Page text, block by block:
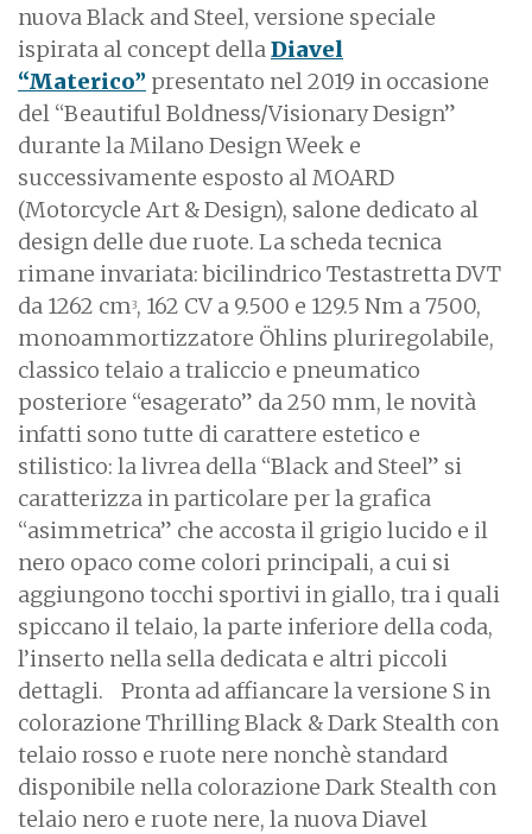
nuova Black and Steel, versione speciale
ispirata al concept dellaDiavel
“Materico” presentato nel 2019 in occasione
del “Beautiful Boldness/Visionary Design”
durante la Milano Design Week e
successivamente esposto al MOARD
(Motorcycle Art & Design), salone dedicato al
design delle due ruote. La scheda tecnica
rimane invariata: bicilindrico Testastretta DVT
da 1262 cm3, 162 CV a 9.500 e 129.5 Nm a 7500,
monoammortizzatore Öhlins pluriregolabile,
classico telaio a traliccio e pneumatico
posteriore “esagerato” da 250 mm, le novità
infatti sono tutte di carattere estetico e
stilistico: la livrea della “Black and Steel” si
caratterizza in particolare per la grafica
“asimmetrica” che accosta il grigio lucido e il
nero opaco come colori principali, a cui si
aggiungono tocchi sportivi in giallo, tra i quali
spiccano il telaio, la parte inferiore della coda,
l’inserto nella sella dedicata e altri piccoli
dettagli. Pronta ad affiancare la versione S in
colorazione Thrilling Black & Dark Stealth con
telaio rosso e ruote nere nonchè standard
disponibile nella colorazione Dark Stealth con
telaio nero e ruote nere, la nuova Diavel